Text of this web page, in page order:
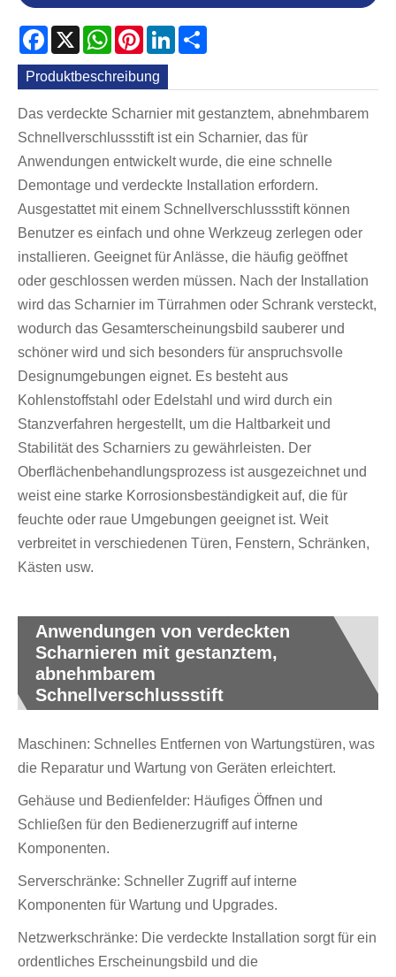
Facebook
X WhatsApp
PinterestLinkedIn
Produktbeschreibung
Das verdeckte Scharnier mit gestanztem, abnehmbarem
Schnellverschlussstift ist ein Scharnier, das für
Anwendungen entwickelt wurde, die eine schnelle
Demontage und verdeckte Installation erfordern.
Ausgestattet mit einem Schnellverschlussstift können
Benutzer es einfach und ohne Werkzeug zerlegen oder
installieren. Geeignet für Anlässe, die häufig geöffnet
oder geschlossen werden müssen. Nach der Installation
wird das Scharnier im Türrahmen oder Schrank versteckt,
wodurch das Gesamterscheinungsbild sauberer und
schöner wird und sich besonders für anspruchsvolle
Designumgebungen eignet. Es besteht aus
Kohlenstoffstahl oder Edelstahl und wird durch ein
Stanzverfahren hergestellt, um die Haltbarkeit und
Stabilität des Scharniers zu gewährleisten. Der
Oberflächenbehandlungsprozess ist ausgezeichnet und
weist eine starke Korrosionsbeständigkeit auf, die für
feuchte oder raue Umgebungen geeignet ist. Weit
verbreitet in verschiedenen Türen, Fenstern, Schränken,
Kästen usw.
Anwendungen von verdeckten
Scharnieren mit gestanztem,
abnehmbarem
Schnellverschlussstift
Maschinen: Schnelles Entfernen von Wartungstüren, was
die Reparatur und Wartung von Geräten erleichtert.
Gehäuse und Bedienfelder: Häufiges Öffnen und
Schließen für den Bedienerzugriff auf interne
Komponenten.
Serverschränke: Schneller Zugriff auf interne
Komponenten für Wartung und Upgrades.
Netzwerkschränke: Die verdeckte Installation sorgt für ein
ordentliches Erscheinungsbild und die